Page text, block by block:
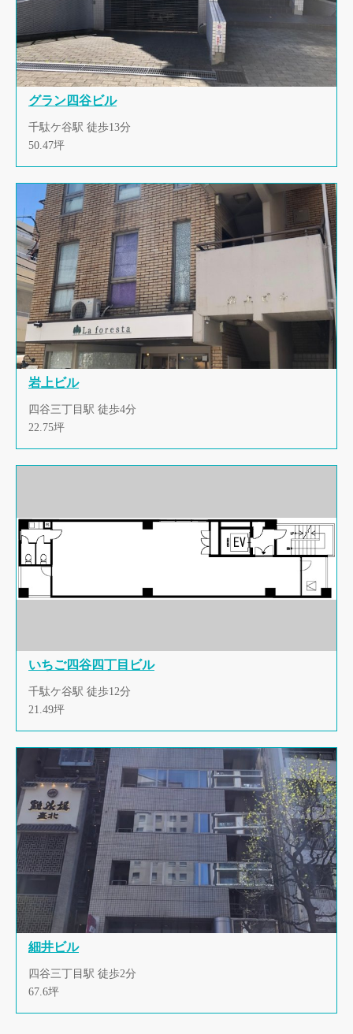
グラン四谷ビル
千駄ケ谷駅 徒歩13分
50.47坪
岩上ビル
四谷三丁目駅 徒歩4分
22.75坪
いちご四谷四丁目ビル
千駄ケ谷駅 徒歩12分
21.49坪
細井ビル
四谷三丁目駅 徒歩2分
67.6坪